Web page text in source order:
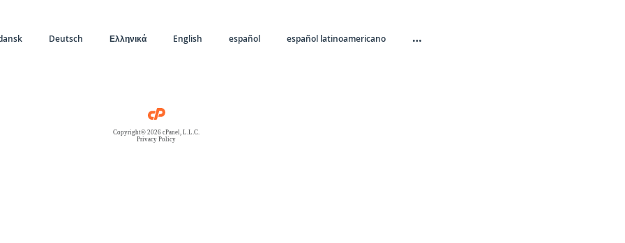
Deutsch Ελληνικά English español español latinoamericano …
Copyright© 2026 cPanel, L.L.C.
Privacy Policy